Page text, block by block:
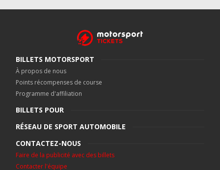
BILLETS MOTORSPORT
À propos de nous
Points récompenses de course
Programme d'affiliation
BILLETS POUR
RÉSEAU DE SPORT AUTOMOBILE
CONTACTEZ-NOUS
Faire de la publicité avec des billets
Contacter l'équipe